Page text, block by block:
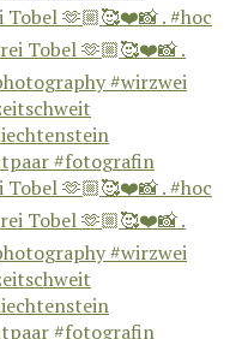
🫶🏼🥰❤️📸 . #hoc
🫶🏼🥰❤️📸 . #hoc